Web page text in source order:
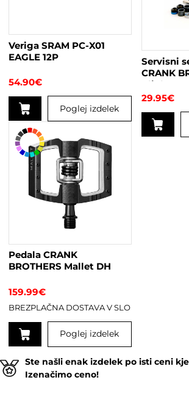
strani
izdelka
Veriga SRAM PC-X01
EAGLE 12P
54.90€
Poglej izdelek
Servisni
CRANK
Clipless
29.95€
Pedala CRANK
BROTHERS Mallet DH
159.99€
BREZPLAČNA DOSTAVA V SLO
Poglej izdelek
izdelek
ima
Ste našli enak izdelek po isti ceni
Izenačimo ceno!